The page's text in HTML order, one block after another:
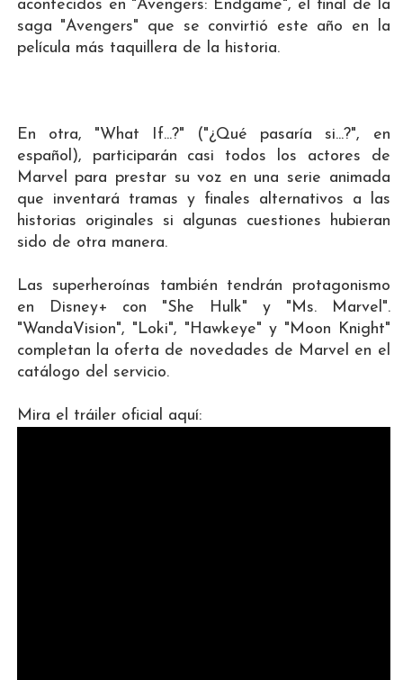
acontecidos en "Avengers: Endgame", el final de la
saga "Avengers" que se convirtió este año en la
película más taquillera de la historia.
En otra, "What If...?" ("¿Qué pasaría si...?", en
español), participarán casi todos los actores de
Marvel para prestar su voz en una serie animada
que inventará tramas y finales alternativos a las
historias originales si algunas cuestiones hubieran
sido de otra manera.
Las superheroínas también tendrán protagonismo
en Disney+ con "She Hulk" y "Ms. Marvel".
"WandaVision", "Loki", "Hawkeye" y "Moon Knight"
completan la oferta de novedades de Marvel en el
catálogo del servicio.
Mira el tráiler oficial aquí: